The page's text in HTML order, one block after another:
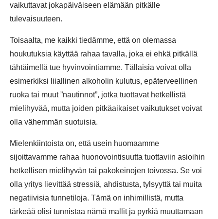
vaikuttavat jokapäiväiseen elämään pitkälle
tulevaisuuteen.
Toisaalta, me kaikki tiedämme, että on olemassa
houkutuksia käyttää rahaa tavalla, joka ei ehkä pitkällä
tähtäimellä tue hyvinvointiamme. Tällaisia voivat olla
esimerkiksi liiallinen alkoholin kulutus, epäterveellinen
ruoka tai muut ”nautinnot”, jotka tuottavat hetkellistä
mielihyvää, mutta joiden pitkäaikaiset vaikutukset voivat
olla vähemmän suotuisia.
Mielenkiintoista on, että usein huomaamme
sijoittavamme rahaa huonovointisuutta tuottaviin asioihin
hetkellisen mielihyvän tai pakokeinojen toivossa. Se voi
olla yritys lievittää stressiä, ahdistusta, tylsyyttä tai muita
negatiivisia tunnetiloja. Tämä on inhimillistä, mutta
tärkeää olisi tunnistaa nämä mallit ja pyrkiä muuttamaan